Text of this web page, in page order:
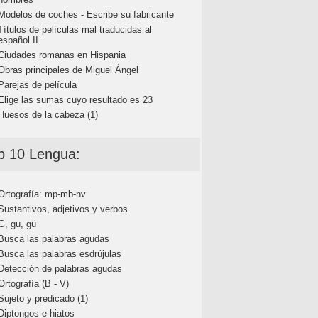
de coches - Escribe su fabricante
de películas mal traducidas al
II
romanas en Hispania
principales de Miguel Ángel
de película
las sumas cuyo resultado es 23
de la cabeza (1)
10 Lengua:
mp-mb-nv
adjetivos y verbos
gu, gü
las palabras agudas
las palabras esdrújulas
de palabras agudas
(B - V)
y predicado (1)
e hiatos